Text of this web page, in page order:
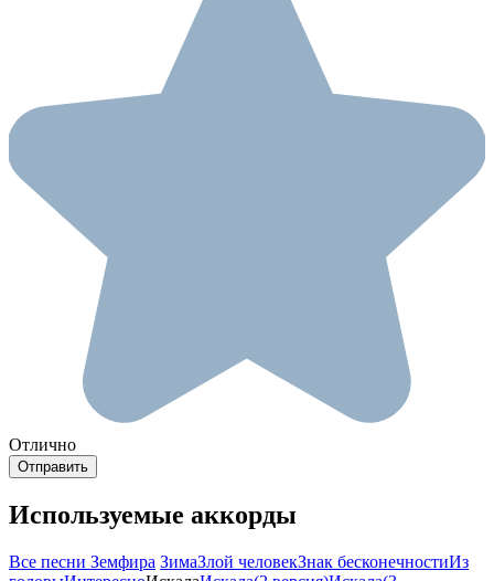
Отлично
Используемые аккорды
Все песни Земфира ЗимаЗлой человекЗнак бесконечностиИз